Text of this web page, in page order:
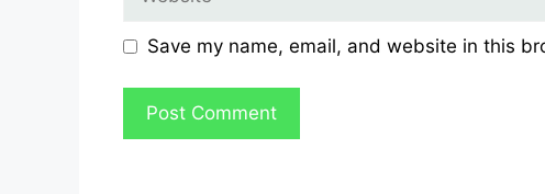
Save my name, email, and website in this